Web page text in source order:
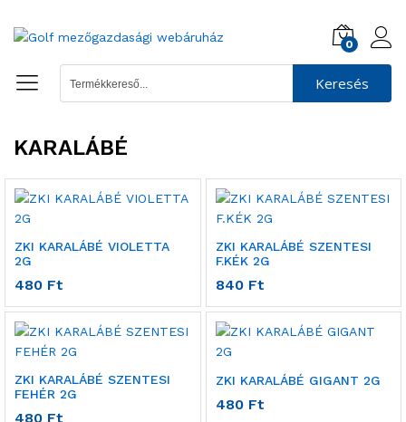
0
Keresés
KARALÁBÉ
ZKI KARALÁBÉ VIOLETTA
2G
480 Ft
ZKI KARALÁBÉ SZENTESI
F.KÉK 2G
840 Ft
ZKI KARALÁBÉ SZENTESI
FEHÉR 2G
480 Ft
ZKI KARALÁBÉ GIGANT 2G
480 Ft